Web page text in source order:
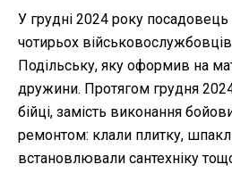
У грудні 2024 року
чотирьох
Подільську, яку оформив на
дружини. Протягом грудня
бійці, замість виконання
ремонтом: клали плитку,
встановлювали сантехніку